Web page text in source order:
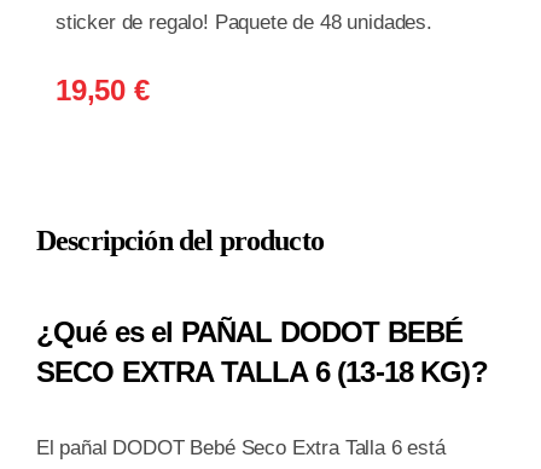
sticker de regalo! Paquete de 48 unidades.
19,50 €
Descripción del producto
¿Qué es el PAÑAL DODOT BEBÉ
SECO EXTRA TALLA 6 (13-18 KG)?
El pañal DODOT Bebé Seco Extra Talla 6 está